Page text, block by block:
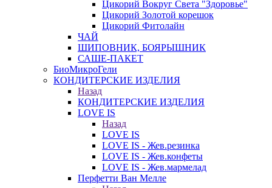
Цикорий Вокруг Света "Здоровье"
Цикорий Золотой корешок
Цикорий Фитолайн
ЧАЙ
ШИПОВНИК, БОЯРЫШНИК
САШЕ-ПАКЕТ
БиоМикроГели
КОНДИТЕРСКИЕ ИЗДЕЛИЯ
Назад
КОНДИТЕРСКИЕ ИЗДЕЛИЯ
LOVE IS
Назад
LOVE IS
LOVE IS - Жев.резинка
LOVE IS - Жев.конфеты
LOVE IS - Жев.мармелад
Перфетти Ван Мелле